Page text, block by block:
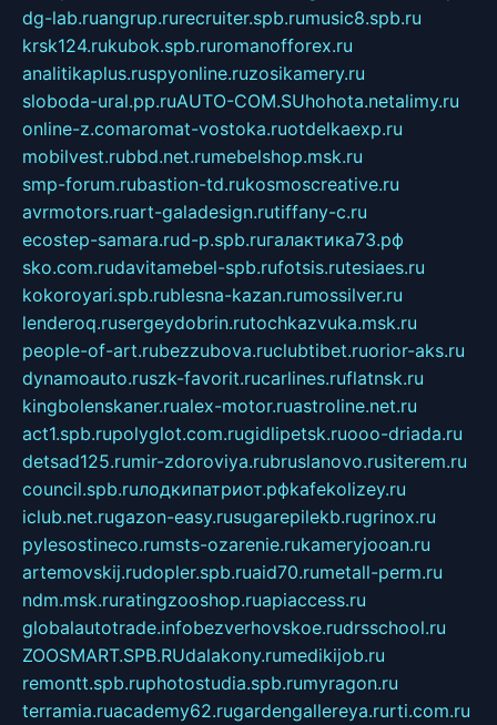
dg-lab.ruangrup.rurecruiter.spb.rumusic8.spb.ru
krsk124.rukubok.spb.ruromanofforex.ru
analitikaplus.ruspyonline.ruzosikamery.ru
sloboda-ural.pp.ruAUTO-COM.SUhohota.netalimy.ru
online-z.comaromat-vostoka.ruotdelkaexp.ru
mobilvest.rubbd.net.rumebelshop.msk.ru
smp-forum.rubastion-td.rukosmoscreative.ru
avrmotors.ruart-galadesign.rutiffany-c.ru
ecostep-samara.rud-p.spb.ruгалактика73.рф
sko.com.rudavitamebel-spb.rufotsis.rutesiaes.ru
kokoroyari.spb.rublesna-kazan.rumossilver.ru
lenderoq.rusergeydobrin.rutochkazvuka.msk.ru
people-of-art.rubezzubova.ruclubtibet.ruorior-aks.ru
dynamoauto.ruszk-favorit.rucarlines.ruflatnsk.ru
kingbolenskaner.rualex-motor.ruastroline.net.ru
act1.spb.rupolyglot.com.rugidlipetsk.ruooo-driada.ru
detsad125.rumir-zdoroviya.rubruslanovo.rusiterem.ru
council.spb.ruлодкипатриот.рфkafekolizey.ru
iclub.net.rugazon-easy.rusugarepilekb.rugrinox.ru
pylesostineco.rumsts-ozarenie.rukameryjooan.ru
artemovskij.rudopler.spb.ruaid70.rumetall-perm.ru
ndm.msk.ruratingzooshop.ruapiaccess.ru
globalautotrade.infobezverhovskoe.rudrsschool.ru
ZOOSMART.SPB.RUdalakony.rumedikijob.ru
remontt.spb.ruphotostudia.spb.rumyragon.ru
terramia.ruacademy62.rugardengallereya.rurti.com.ru